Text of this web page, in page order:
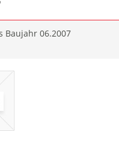
Baujahr 06.2007